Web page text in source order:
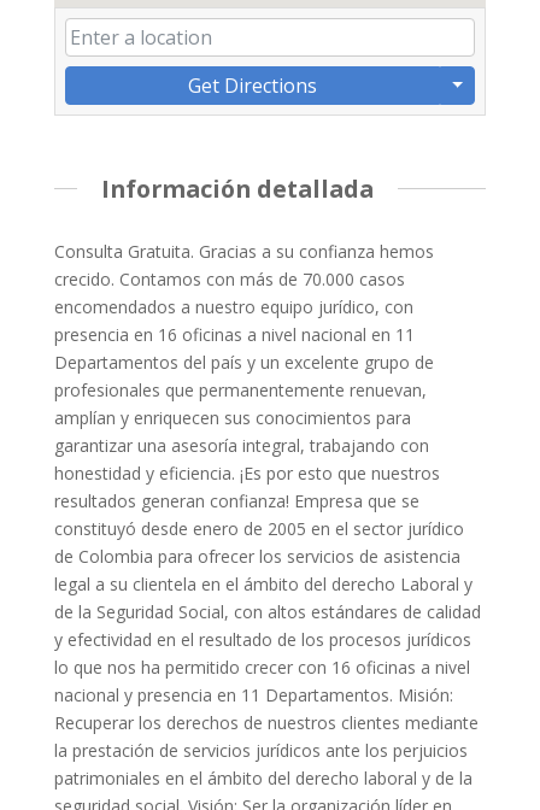
Get Directions
Información detallada
Consulta Gratuita. Gracias a su confianza hemos
crecido. Contamos con más de 70.000 casos
encomendados a nuestro equipo jurídico, con
presencia en 16 oficinas a nivel nacional en 11
Departamentos del país y un excelente grupo de
profesionales que permanentemente renuevan,
amplían y enriquecen sus conocimientos para
garantizar una asesoría integral, trabajando con
honestidad y eficiencia. ¡Es por esto que nuestros
resultados generan confianza! Empresa que se
constituyó desde enero de 2005 en el sector jurídico
de Colombia para ofrecer los servicios de asistencia
legal a su clientela en el ámbito del derecho Laboral y
de la Seguridad Social, con altos estándares de calidad
y efectividad en el resultado de los procesos jurídicos
lo que nos ha permitido crecer con 16 oficinas a nivel
nacional y presencia en 11 Departamentos. Misión:
Recuperar los derechos de nuestros clientes mediante
la prestación de servicios jurídicos ante los perjuicios
patrimoniales en el ámbito del derecho laboral y de la